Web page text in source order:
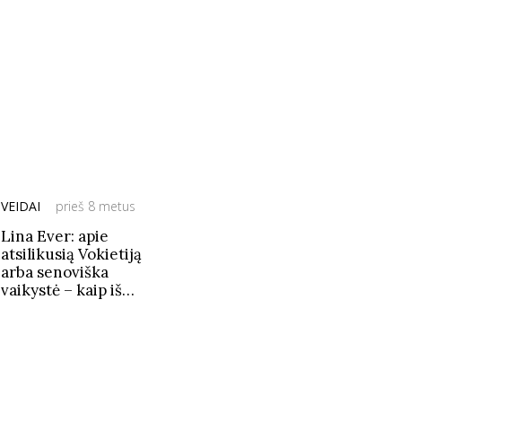
VEIDAI prieš 8 metus
Lina Ever: apie
atsilikusią Vokietiją
arba senoviška
vaikystė – kaip iš